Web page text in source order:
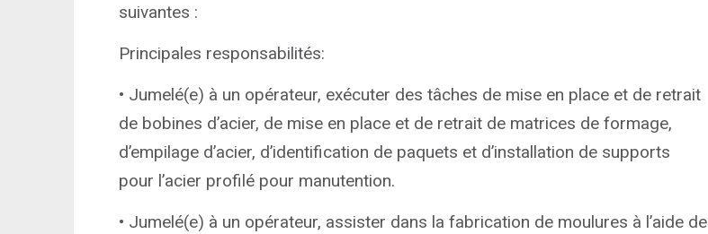
suivantes :
Principales responsabilités:
• Jumelé(e) à un opérateur, exécuter des tâches de mise en place et de retrait
de bobines d’acier, de mise en place et de retrait de matrices de formage,
d’empilage d’acier, d’identification de paquets et d’installation de supports
pour l’acier profilé pour manutention.
• Jumelé(e) à un opérateur, assister dans la fabrication de moulures à l’aide de